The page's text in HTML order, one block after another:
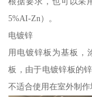
5%AI-Zn）。
电镀锌
用电镀锌板为基板，
板，由于电镀锌板的
不适合使用在室外制作